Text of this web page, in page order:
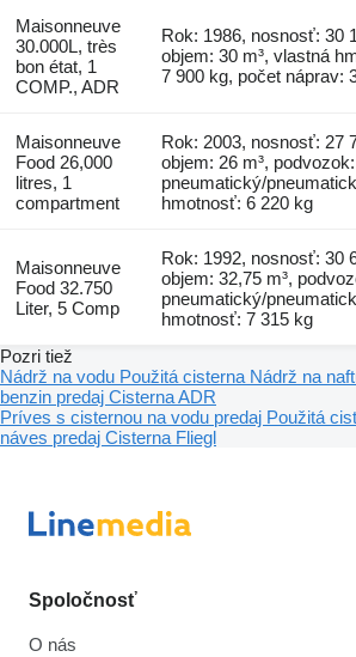
Maisonneuve
30.000L, très
bon état, 1
COMP., ADR
Rok: 1986, nosnosť: 30
objem: 30 m³, vlastná
7 900 kg, počet náprav:
Maisonneuve
Food 26,000
litres, 1
compartment
Rok: 2003, nosnosť: 27
objem: 26 m³, podvozok:
pneumatický/
hmotnosť: 6 220 kg
Maisonneuve
Food 32.750
Liter, 5 Comp
Rok: 1992, nosnosť: 30
objem: 32,75 m³,
pneumatický/
hmotnosť: 7 315 kg
Pozri tiež
Nádrž na vodu Použitá cisterna Nádrž na
benzin predaj Cisterna ADR
Príves s cisternou na vodu predaj Použitá
náves predaj Cisterna Fliegl
Spoločnosť
O nás